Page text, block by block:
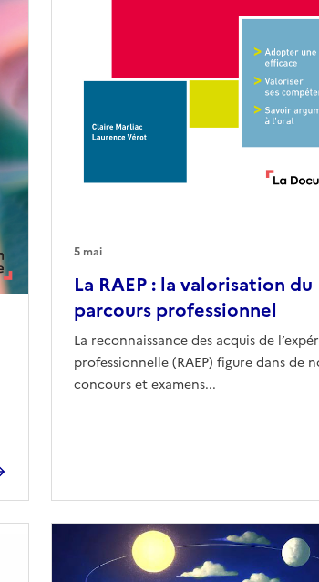
La RAEP : la valorisation du
parcours professionnel
La reconnaissance des acquis de
professionnelle (RAEP) figure dans de
concours et examens...
5 mai